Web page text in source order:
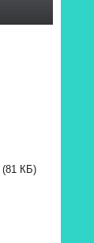
(81 КБ)